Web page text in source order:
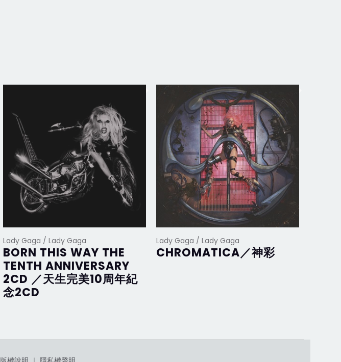
Lady Gaga / Lady Gaga
BORN THIS WAY THE
TENTH ANNIVERSARY
2CD ／天生完美10周年紀
念2CD
Lady Gaga / Lady Gaga
CHROMATICA／神彩